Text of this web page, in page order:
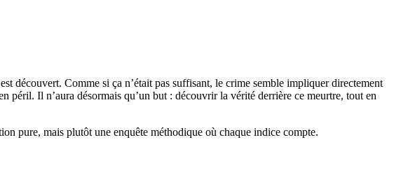
découvert. Comme si ça n’était pas suffisant, le crime semble impliquer directement
Il n’aura désormais qu’un but : découvrir la vérité derrière ce meurtre, tout en
pure, mais plutôt une enquête méthodique où chaque indice compte.